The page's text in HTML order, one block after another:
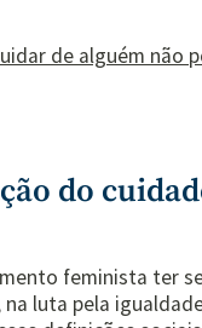
de alguém não
do
feminista ter
luta pela